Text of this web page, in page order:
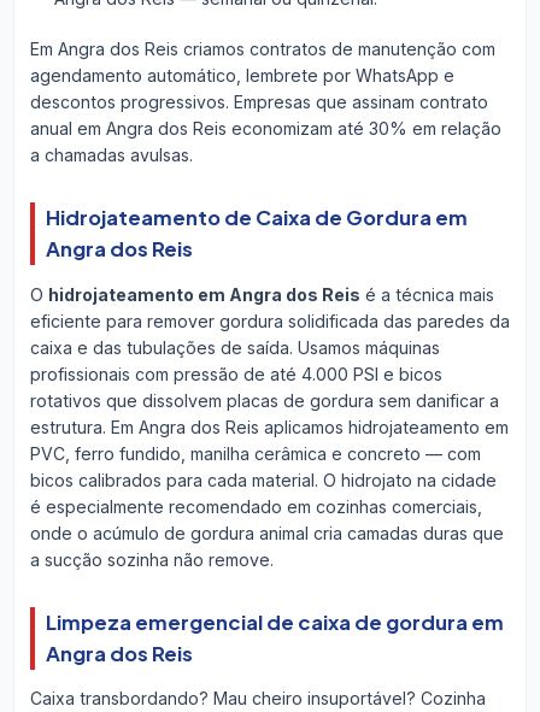
Em Angra dos Reis criamos contratos de manutenção com
agendamento automático, lembrete por WhatsApp e
descontos progressivos. Empresas que assinam contrato
anual em Angra dos Reis economizam até 30% em relação
a chamadas avulsas.
Hidrojateamento de Caixa de Gordura em
Angra dos Reis
O hidrojateamento em Angra dos Reis é a técnica mais
eficiente para remover gordura solidificada das paredes da
caixa e das tubulações de saída. Usamos máquinas
profissionais com pressão de até 4.000 PSI e bicos
rotativos que dissolvem placas de gordura sem danificar a
estrutura. Em Angra dos Reis aplicamos hidrojateamento em
PVC, ferro fundido, manilha cerâmica e concreto — com
bicos calibrados para cada material. O hidrojato na cidade
é especialmente recomendado em cozinhas comerciais,
onde o acúmulo de gordura animal cria camadas duras que
a sucção sozinha não remove.
Limpeza emergencial de caixa de gordura em
Angra dos Reis
Caixa transbordando? Mau cheiro insuportável? Cozinha